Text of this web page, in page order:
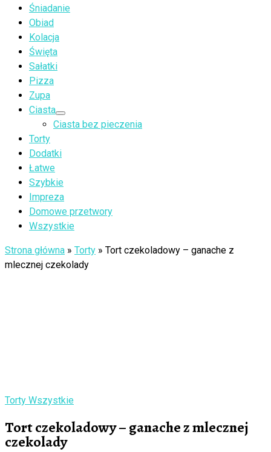
Śniadanie
Obiad
Kolacja
Święta
Sałatki
Pizza
Zupa
Ciasta
Ciasta bez pieczenia
Torty
Dodatki
Łatwe
Szybkie
Impreza
Domowe przetwory
Wszystkie
Strona główna » Torty » Tort czekoladowy – ganache z
mlecznej czekolady
Torty Wszystkie
Tort czekoladowy – ganache z mlecznej
czekolady